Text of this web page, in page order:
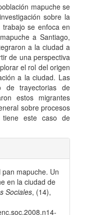
mapuche se
sobre la
se enfoca en
a Santiago,
a la ciudad a
de una perspectiva
el rol del origen
a la ciudad. Las
de trayectorias de
estos migrantes
sobre procesos
tiene este caso de
pan mapuche. Un
en la ciudad de
Sociales, (14),